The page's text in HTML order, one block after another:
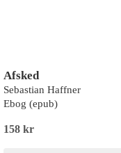
Afsked
Sebastian Haffner
Ebog (epub)
158 kr